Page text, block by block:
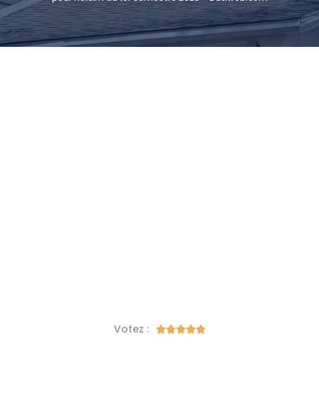
Votez : 